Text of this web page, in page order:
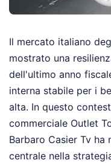
Il mercato italiano
mostrato una
dell'ultimo anno
interna stabile per i
alta. In questo
commerciale Outlet
Barbaro Casier Tv ha
centrale nella